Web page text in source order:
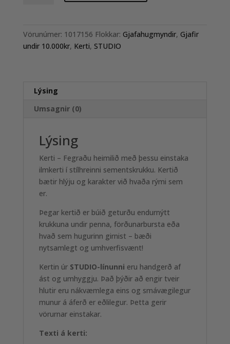
DANCE
quantity
Vörunúmer: 1017156 Flokkar: Gjafahugmyndir, Gjafir
undir 10.000kr, Kerti, STUDIO
Lýsing
Umsagnir (0)
Lýsing
Kerti – Fegraðu heimilið með þessu einstaka
ilmkerti í stílhreinni sementskrukku. Kertið
bætir hlýju og karakter við hvaða rými sem
er.
Þegar kertið er búið geturðu endurnýtt
krukkuna undir penna, förðunarbursta eða
hvað sem hugurinn girnist – bæði
nytsamlegt og umhverfisvænt!
Kertin úr STUDIO-línunni eru handgerð af
ást og umhyggju. Það þýðir að engir tveir
hlutir eru nákvæmlega eins og smávægilegur
munur á áferð er eðlilegur. Þetta gerir
vörurnar einstakar.
Texti á kerti: